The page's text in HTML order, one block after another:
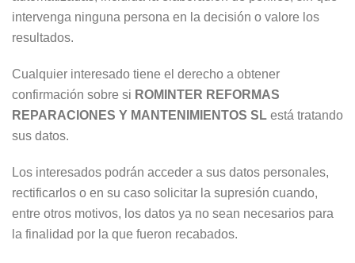
intervenga ninguna persona en la decisión o valore los
resultados.
Cualquier interesado tiene el derecho a obtener
confirmación sobre si ROMINTER REFORMAS
REPARACIONES Y MANTENIMIENTOS SL está tratando
sus datos.
Los interesados podrán acceder a sus datos personales,
rectificarlos o en su caso solicitar la supresión cuando,
entre otros motivos, los datos ya no sean necesarios para
la finalidad por la que fueron recabados.